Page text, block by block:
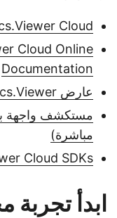
Cloud
Cloud Online
Documentation
عارض GroupDocs.Viewer للمنتدى السحابي
مستكشف واجهة
مباشرة)
Cloud SDKs
ابدأ تجربة